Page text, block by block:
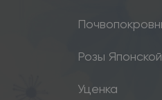
Розы
Уценка